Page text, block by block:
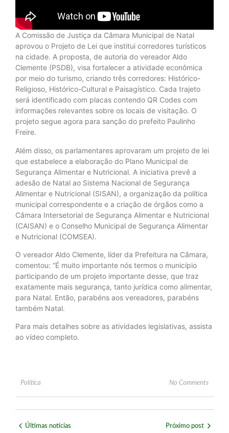
A Comissão de Justiça da Câmara Municipal de Natal
aprovou o Projeto de Lei que institui corredores turísticos
na cidade. A proposta, de autoria do vereador Aldo
Clemente (PSDB), visa fortalecer a atividade econômica
por meio do turismo, criando três corredores: Histórico-
Religioso, Histórico-Cultural e Paisagístico. Cada trajeto
será identificado com placas contendo QR Codes com
informações relevantes sobre os locais de visitação. O
projeto segue agora para sanção do prefeito Paulinho
Freire.
Além disso, os parlamentares aprovaram um projeto de lei
que estabelece a elaboração do Plano Municipal de
Segurança Alimentar e Nutricional. A iniciativa prevê a
adesão de Natal ao Sistema Nacional de Segurança
Alimentar e Nutricional (SISAN), a organização da política
municipal correspondente e a criação de órgãos como a
Câmara Intersetorial de Segurança Alimentar e Nutricional
(CAISAN) e o Conselho Municipal de Segurança Alimentar
e Nutricional (COMSEA).
O vereador Aldo Clemente, líder da Prefeitura na Câmara,
comentou: “É muito importante nós termos o município
participando de um projeto importante desse, que traz
exatamente mais segurança, tanto jurídica como alimentar,
para Natal. Então, parabéns aos vereadores, parabéns
também Natal.
Para mais detalhes sobre as atividades legislativas, assista
ao vídeo completo.
Política No Comments
Últimas notícias Próximo post